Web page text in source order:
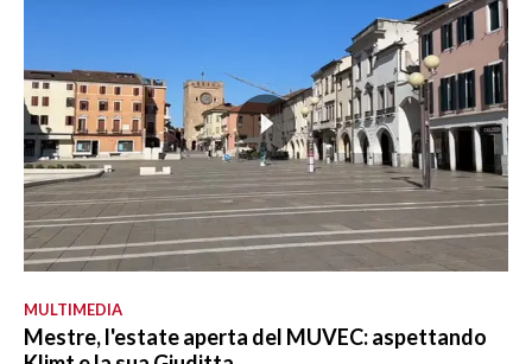
MULTIMEDIA
Mestre, l'estate aperta del MUVEC: aspettando